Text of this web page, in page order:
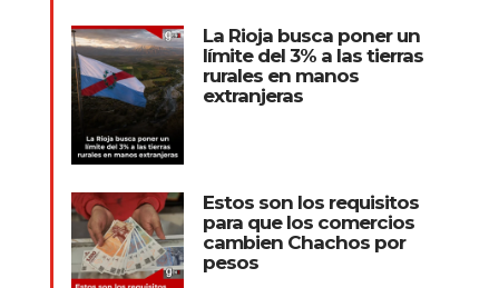
La Rioja busca poner un
límite del 3% a las tierras
rurales en manos
extranjeras
Estos son los requisitos
para que los comercios
cambien Chachos por
pesos